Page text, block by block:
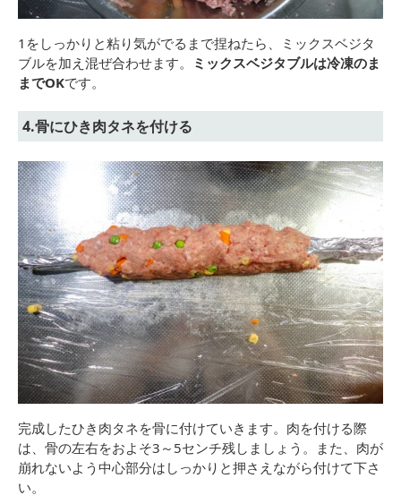
1をしっかりと粘り気がでるまで捏ねたら、ミックスベジタ
ブルを加え混ぜ合わせます。
ミックスベジタブルは冷凍のま
までOKです。
4.骨にひき肉タネを付ける
完成したひき肉タネを骨に付けていきます。肉を付ける際
は、骨の左右をおよそ3～5センチ残しましょう。また、肉が
崩れないよう中心部分はしっかりと押さえながら付けて下さ
い。